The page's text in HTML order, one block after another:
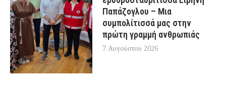
Παπάζογλου – Μια
συμπολίτισσά μας στην
πρώτη γραμμή ανθρωπιάς
7 Αυγούστου 2026